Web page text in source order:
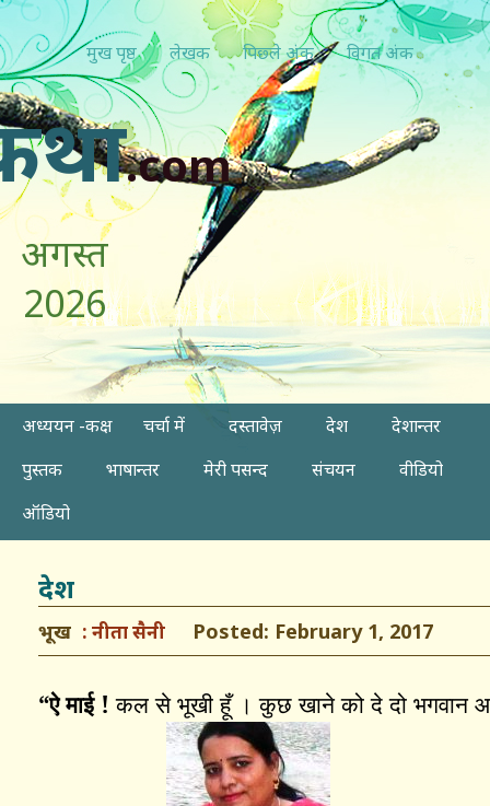
मुख पृष्ठ लेखक पिछ्ले अंक विगत अंक
.com
अगस्त
2026
अध्ययन -कक्ष चर्चा में दस्तावेज़ देश
देशान्तर
पुस्तक
भाषान्तर मेरी पसन्द संचयन
वीडियो
ऑडियो
देश
भूख नीता सैनी Posted: February 1, 2017
“ऐ माई ! कल से भूखी हूँ । कुछ खाने को दे दो भगवान